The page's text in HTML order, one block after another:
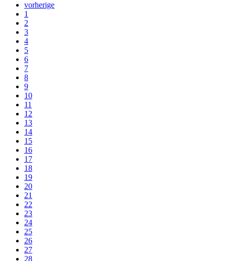
vorherige
1
2
3
4
5
6
7
8
9
10
11
12
13
14
15
16
17
18
19
20
21
22
23
24
25
26
27
28